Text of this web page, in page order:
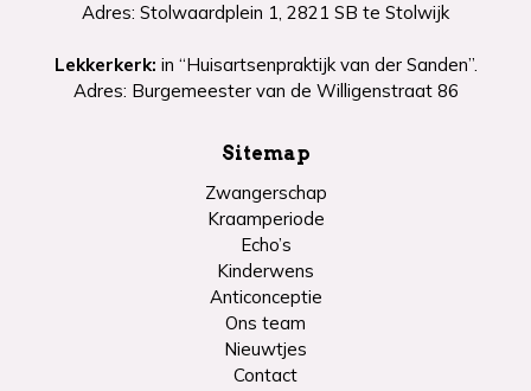
Adres: Stolwaardplein 1, 2821 SB te Stolwijk
Lekkerkerk: in “Huisartsenpraktijk van der Sanden”.
Adres: Burgemeester van de Willigenstraat 86
Sitemap
Zwangerschap
Kraamperiode
Echo’s
Kinderwens
Anticonceptie
Ons team
Nieuwtjes
Contact